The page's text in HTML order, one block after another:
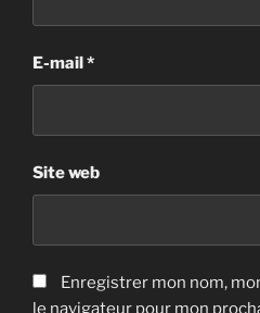
E-mail*
Site web
Enregistrer mon nom,
le navigateur pour mon